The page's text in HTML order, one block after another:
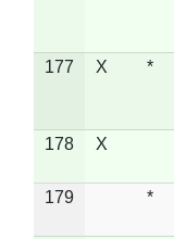
177 X *
178 X
179 *